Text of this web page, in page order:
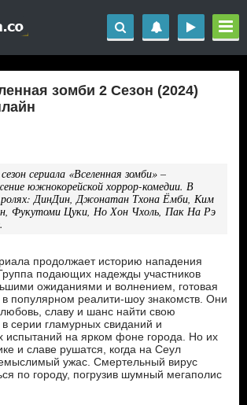
зомби 2 Сезон (2024)
сериала «Вселенная зомби» –
южнокорейской хоррор-комедии. В
ролях: ДинДин, Джонатан Тхона Ёмби, Ким
Фукутоми Цуки, Но Хон Чхоль, Пак На Рэ
продолжает историю нападения
подающих надежды участников
ожиданиями и волнением, готовая
в популярном реалити-шоу знакомств. Они
славу и шанс найти свою
серии гламурных свиданий и
испытаний на ярком фоне города. Но их
и славе рушатся, когда на Сеул
ужас. Смертельный вирус
по городу, погрузив шумный мегаполис